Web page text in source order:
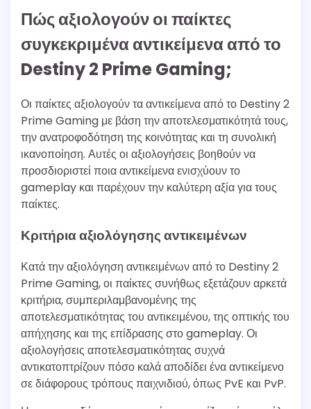
Πώς αξιολογούν οι παίκτες
συγκεκριμένα αντικείμενα από το
Destiny 2 Prime Gaming;
Οι παίκτες αξιολογούν τα αντικείμενα από το Destiny 2
Prime Gaming με βάση την αποτελεσματικότητά τους,
την ανατροφοδότηση της κοινότητας και τη συνολική
ικανοποίηση. Αυτές οι αξιολογήσεις βοηθούν να
προσδιοριστεί ποια αντικείμενα ενισχύουν το
gameplay και παρέχουν την καλύτερη αξία για τους
παίκτες.
Κριτήρια αξιολόγησης αντικειμένων
Κατά την αξιολόγηση αντικειμένων από το Destiny 2
Prime Gaming, οι παίκτες συνήθως εξετάζουν αρκετά
κριτήρια, συμπεριλαμβανομένης της
αποτελεσματικότητας του αντικειμένου, της οπτικής του
απήχησης και της επίδρασης στο gameplay. Οι
αξιολογήσεις αποτελεσματικότητας συχνά
αντικατοπτρίζουν πόσο καλά αποδίδει ένα αντικείμενο
σε διάφορους τρόπους παιχνιδιού, όπως PvE και PvP.